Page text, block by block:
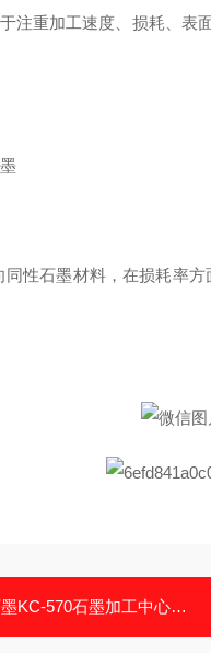
注重加工速度、损耗、
性石墨材料，在损耗率
570石墨加工中心五星石墨